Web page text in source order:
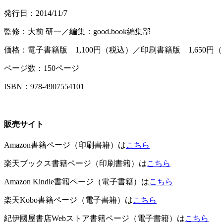
発行日：2014/11/7
監修：大前 研一／編集：good.book編集部
価格：電子書籍版 1,100円（税込）／印刷書籍版 1,650円
ページ数：150ページ
ISBN： 978-4907554101
販売サイト
Amazon書籍ページ（印刷書籍）はこちら
楽天ブックス書籍ページ（印刷書籍）はこちら
Amazon Kindle書籍ページ（電子書籍）はこちら
楽天Kobo書籍ページ（電子書籍）はこちら
紀伊國屋書店Webストア書籍ページ（電子書籍）はこちら